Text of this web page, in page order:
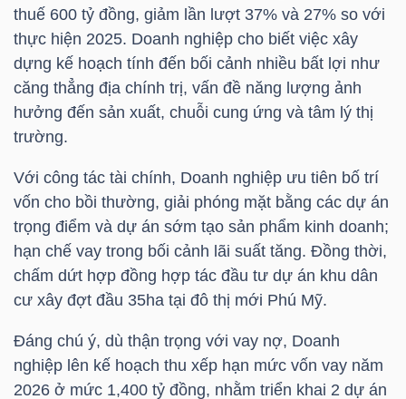
thuế 600 tỷ đồng, giảm lần lượt 37% và 27% so với
thực hiện 2025. Doanh nghiệp cho biết việc xây
dựng kế hoạch tính đến bối cảnh nhiều bất lợi như
căng thẳng địa chính trị, vấn đề năng lượng ảnh
hưởng đến sản xuất, chuỗi cung ứng và tâm lý thị
trường.
Với công tác tài chính, Doanh nghiệp ưu tiên bố trí
vốn cho bồi thường, giải phóng mặt bằng các dự án
trọng điểm và dự án sớm tạo sản phẩm kinh doanh;
hạn chế vay trong bối cảnh lãi suất tăng. Đồng thời,
chấm dứt hợp đồng hợp tác đầu tư dự án khu dân
cư xây đợt đầu 35ha tại đô thị mới Phú Mỹ.
Đáng chú ý, dù thận trọng với vay nợ, Doanh
nghiệp lên kế hoạch thu xếp hạn mức vốn vay năm
2026 ở mức 1,400 tỷ đồng, nhằm triển khai 2 dự án
TRUY
XUẤT
DỮ
LIỆU
Ngành
(-)
SECTOR